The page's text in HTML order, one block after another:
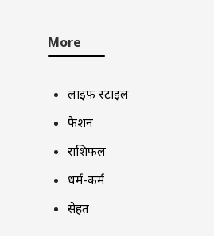
More
लाइफ स्टाइल
फैशन
राशिफल
धर्म-कर्म
सेहत